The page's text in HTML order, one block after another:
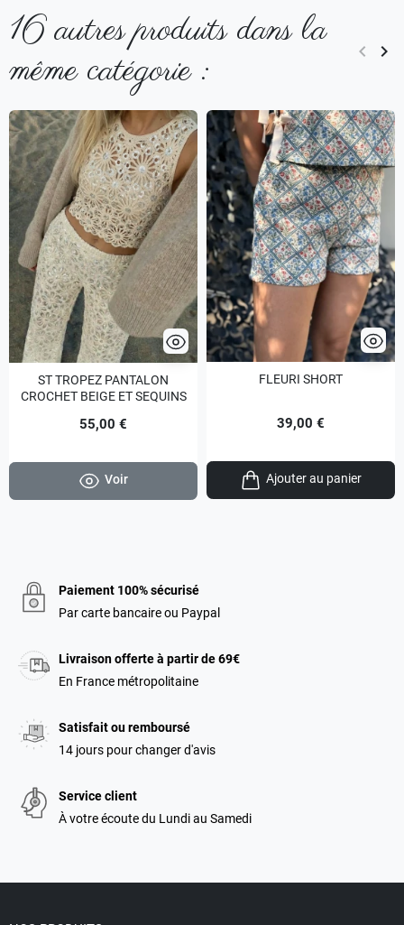
16 autres produits dans la
même catégorie :
keyboard_arrow_left keyboard_arrow_right
ST TROPEZ PANTALON
CROCHET BEIGE ET SEQUINS
55,00 €
Voir
FLEURI SHORT
39,00 €
Ajouter au panier
Paiement 100% sécurisé
Par carte bancaire ou Paypal
Livraison offerte à partir de 69€
En France métropolitaine
Satisfait ou remboursé
14 jours pour changer d'avis
Service client
À votre écoute du Lundi au Samedi